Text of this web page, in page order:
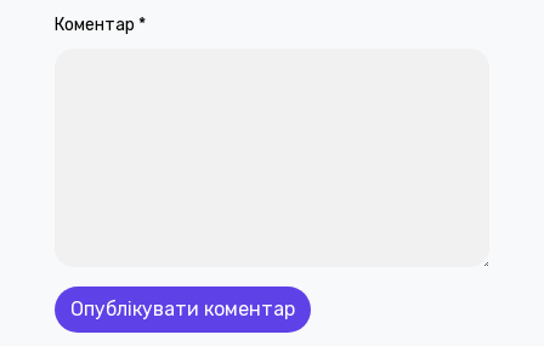
Коментар *